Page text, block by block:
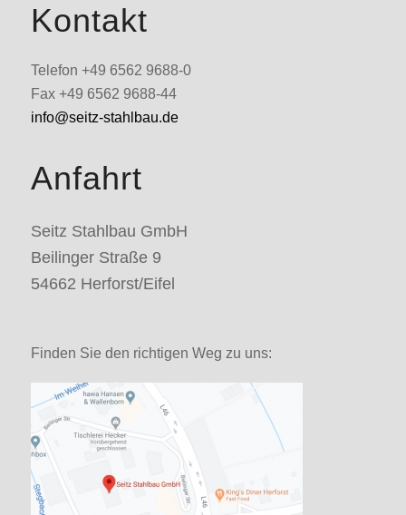
Kontakt
Telefon +49 6562 9688-0
Fax +49 6562 9688-44
info@seitz-stahlbau.de
Anfahrt
Seitz Stahlbau GmbH
Beilinger Straße 9
54662 Herforst/Eifel
Finden Sie den richtigen Weg zu uns: